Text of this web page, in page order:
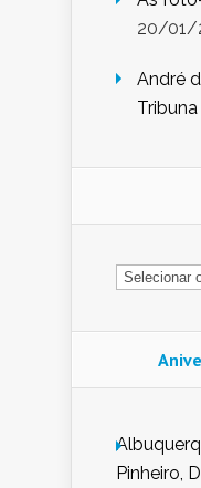
20/01/
André
Tribuna
Arquivo
Pinheiro,